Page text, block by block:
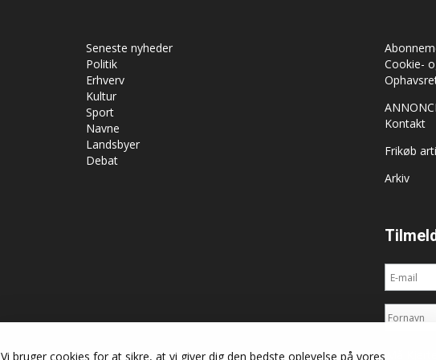
Vi bruger cookies for at sikre, at vi giver dig den bedste oplevelse på vores
Seneste nyheder
Politik
Erhverv
Kultur
Sport
Navne
Landsbyer
Debat
Cookie-
Kontakt
Frikøb
Arkiv
Må